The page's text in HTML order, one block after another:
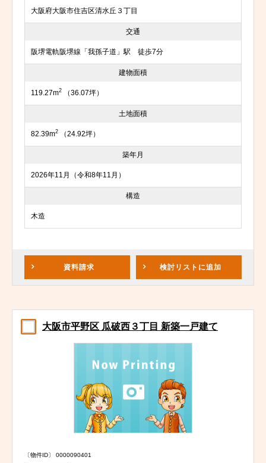
大阪府大阪市住吉区清水丘３丁目
交通
阪堺電軌阪堺線「我孫子道」駅 徒歩7分
建物面積
119.27m2 （36.07坪）
土地面積
82.39m2 （24.92坪）
築年月
2026年11月（令和8年11月）
構造
木造
資料請求 検討リスト に追加
大阪市平野区 瓜破西３丁目 新築一戸建て
〔物件ID〕 0000090401